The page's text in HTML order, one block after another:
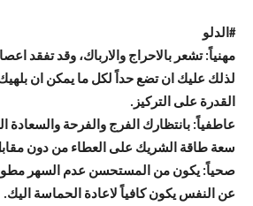
#الدلو
مهنياً: تشعر بالاحراج والارباك، وقد تفقد
لذلك عليك ان تضع حداً لكل ما يمكن ان
القدرة على التركيز.
عاطفياً: بانتظارك الفرج والفرحة والسعادة
سعة طاقة الشريك على العطاء من دون
صحياً: يكون من المستحسن عدم السهر
عن النفس يكون كافياً لاعادة الحماسة اليك.